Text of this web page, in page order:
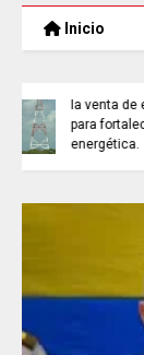
Inicio